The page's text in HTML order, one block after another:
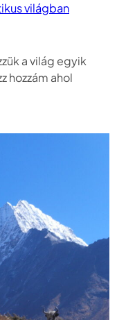
világban
a világ egyik
hozzám ahol